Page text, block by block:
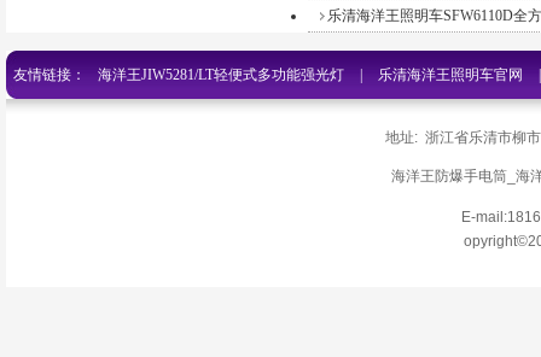
乐清海洋王照明车SFW6110D全
友情链接： 海洋王JIW5281/LT轻便式多功能强光灯 | 乐清海洋王照明车官网
海洋王手电筒JW7210官网 | 俄罗斯搜索-
| 乐清海
地址: 浙江省乐清市柳
海洋王防爆手电筒_海
E-